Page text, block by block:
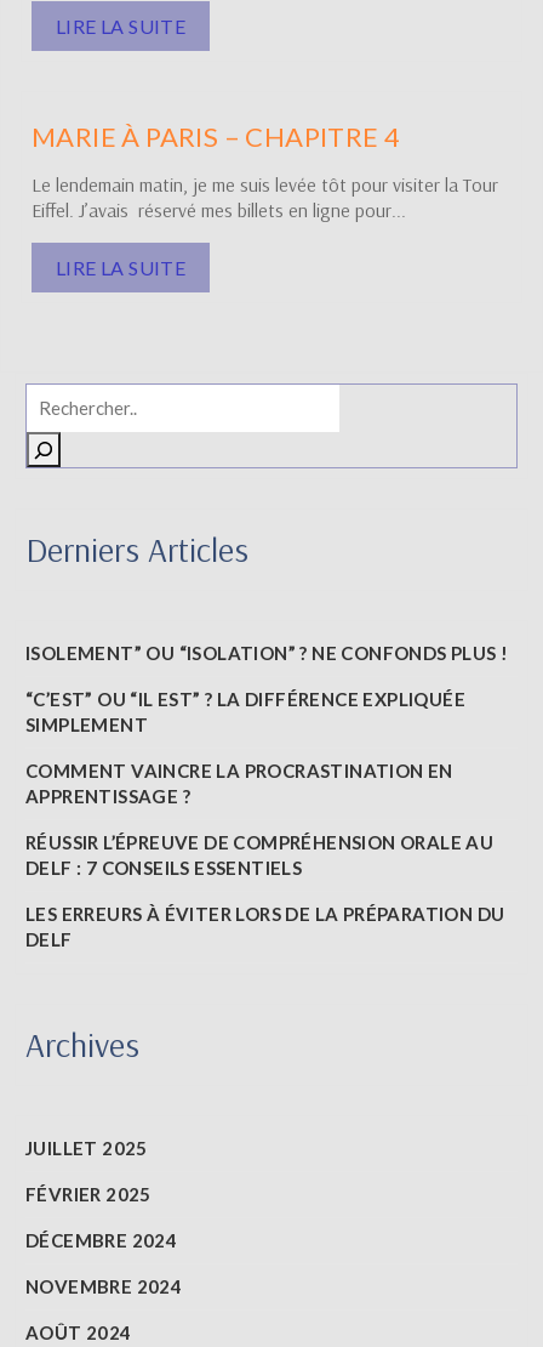
LIRE LA SUITE
MARIE À PARIS – CHAPITRE 4
Le lendemain matin, je me suis levée tôt pour visiter la Tour
Eiffel. J’avais réservé mes billets en ligne pour...
LIRE LA SUITE
Derniers Articles
ISOLEMENT” OU “ISOLATION” ? NE CONFONDS PLUS !
“C’EST” OU “IL EST” ? LA DIFFÉRENCE EXPLIQUÉE
SIMPLEMENT
COMMENT VAINCRE LA PROCRASTINATION EN
APPRENTISSAGE ?
RÉUSSIR L’ÉPREUVE DE COMPRÉHENSION ORALE AU
DELF : 7 CONSEILS ESSENTIELS
LES ERREURS À ÉVITER LORS DE LA PRÉPARATION DU
DELF
Archives
JUILLET 2025
FÉVRIER 2025
DÉCEMBRE 2024
NOVEMBRE 2024
AOÛT 2024